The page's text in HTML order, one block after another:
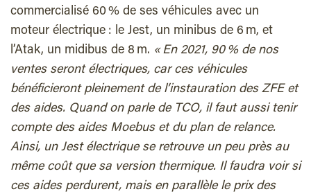
commercialisé 60 % de ses véhicules avec un
moteur électrique : le Jest, un minibus de 6 m, et
l’Atak, un midibus de 8 m. « En 2021, 90 % de nos
ventes seront électriques, car ces véhicules
bénéficieront pleinement de l’instauration des ZFE et
des aides. Quand on parle de TCO, il faut aussi tenir
compte des aides Moebus et du plan de relance.
Ainsi, un Jest électrique se retrouve un peu près au
même coût que sa version thermique. Il faudra voir si
ces aides perdurent, mais en parallèle le prix des